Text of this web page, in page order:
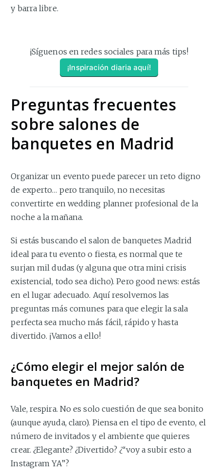
y barra libre.
¡Síguenos en redes sociales para más tips!
¡Inspiración diaria aquí!
Preguntas frecuentes
sobre salones de
banquetes en Madrid
Organizar un evento puede parecer un reto digno
de experto… pero tranquilo, no necesitas
convertirte en wedding planner profesional de la
noche a la mañana.
Si estás buscando el salon de banquetes Madrid
ideal para tu evento o fiesta, es normal que te
surjan mil dudas (y alguna que otra mini crisis
existencial, todo sea dicho). Pero good news: estás
en el lugar adecuado. Aquí resolvemos las
preguntas más comunes para que elegir la sala
perfecta sea mucho más fácil, rápido y hasta
divertido. ¡Vamos a ello!
¿Cómo elegir el mejor salón de
banquetes en Madrid?
Vale, respira. No es solo cuestión de que sea bonito
(aunque ayuda, claro). Piensa en el tipo de evento, el
número de invitados y el ambiente que quieres
crear. ¿Elegante? ¿Divertido? ¿“voy a subir esto a
Instagram YA”?